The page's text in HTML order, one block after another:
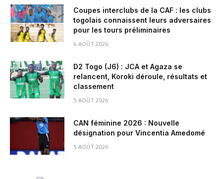
Coupes interclubs de la CAF : les clubs
togolais connaissent leurs adversaires
pour les tours préliminaires
6 AOÛT 2026
D2 Togo (J6) : JCA et Agaza se
relancent, Koroki déroule, résultats et
classement
5 AOÛT 2026
CAN féminine 2026 : Nouvelle
désignation pour Vincentia Amedomé
5 AOÛT 2026